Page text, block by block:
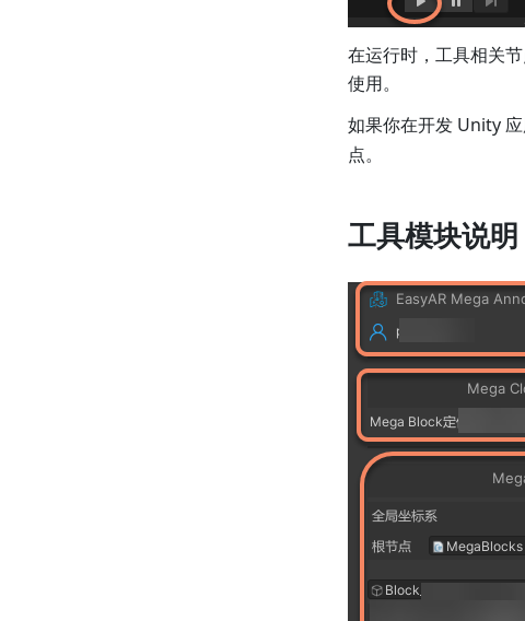
在运行时，工具相关
使用。
如果你在开发 Unity
点。
工具模块说明